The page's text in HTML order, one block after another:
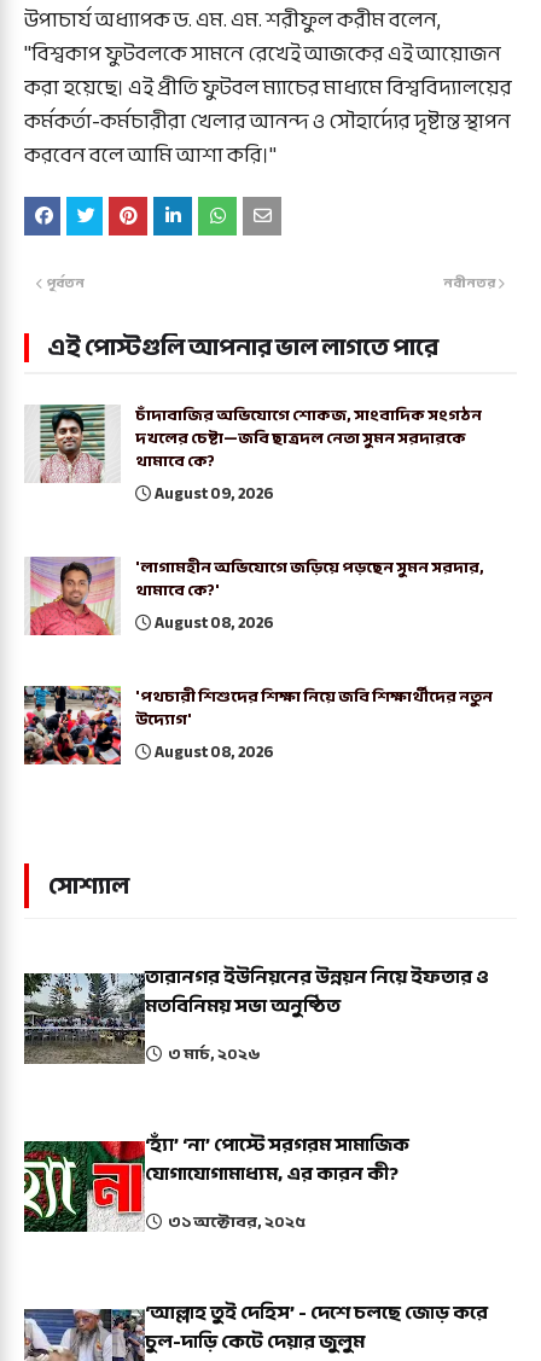
উপাচার্য অধ্যাপক ড. এম. এম. শরীফুল করীম বলেন,
"বিশ্বকাপ ফুটবলকে সামনে রেখেই আজকের এই আয়োজন
করা হয়েছে। এই প্রীতি ফুটবল ম্যাচের মাধ্যমে বিশ্ববিদ্যালয়ের
কর্মকর্তা-কর্মচারীরা খেলার আনন্দ ও সৌহার্দ্যের দৃষ্টান্ত স্থাপন
করবেন বলে আমি আশা করি।"
নবীনতর
পূর্বতন
এই পোস্টগুলি আপনার ভাল লাগতে পারে
চাঁদাবাজির অভিযোগে শোকজ, সাংবাদিক সংগঠন
দখলের চেষ্টা—জবি ছাত্রদল নেতা সুমন সরদারকে
থামাবে কে?
August 09, 2026
'লাগামহীন অভিযোগে জড়িয়ে পড়ছেন সুমন সরদার,
থামাবে কে?'
August 08, 2026
'পথচারী শিশুদের শিক্ষা নিয়ে জবি শিক্ষার্থীদের নতুন
উদ্যোগ'
August 08, 2026
সোশ্যাল
তারানগর ইউনিয়নের উন্নয়ন নিয়ে ইফতার ও
মতবিনিময় সভা অনুষ্ঠিত
৩ মার্চ, ২০২৬
‘হ্যাঁ’ ‘না’ পোস্টে সরগরম সামাজিক
যোগাযোগামাধ্যম, এর কারন কী?
৩১ অক্টোবর, ২০২৫
‘আল্লাহ তুই দেহিস’ - দেশে চলছে জোড় করে
চুল-দাড়ি কেটে দেয়ার জুলুম